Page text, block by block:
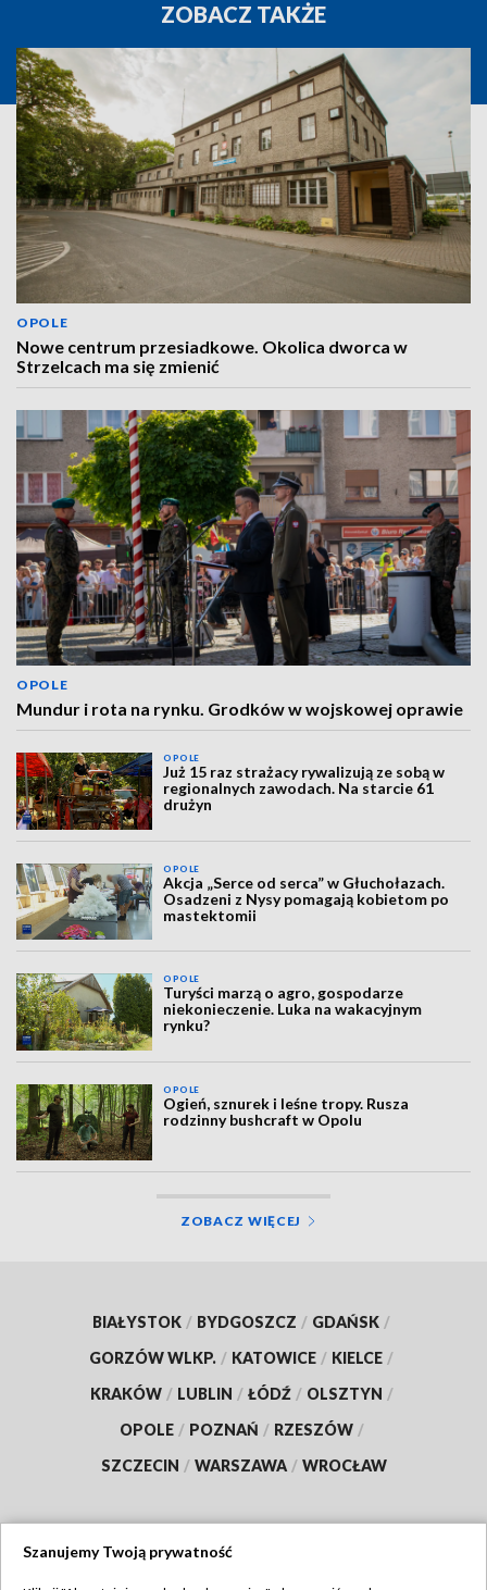
ZOBACZ TAKŻE
OPOLE
Nowe centrum przesiadkowe. Okolica dworca w
Strzelcach ma się zmienić
OPOLE
Mundur i rota na rynku. Grodków w wojskowej oprawie
OPOLE
Już 15 raz strażacy rywalizują ze sobą w
regionalnych zawodach. Na starcie 61
drużyn
OPOLE
Akcja „Serce od serca” w Głuchołazach.
Osadzeni z Nysy pomagają kobietom po
mastektomii
OPOLE
Turyści marzą o agro, gospodarze
niekonieczenie. Luka na wakacyjnym
rynku?
OPOLE
Ogień, sznurek i leśne tropy. Rusza
rodzinny bushcraft w Opolu
ZOBACZ WIĘCEJ
BIAŁYSTOK / BYDGOSZCZ / GDAŃSK /
GORZÓW WLKP. / KATOWICE / KIELCE /
KRAKÓW / LUBLIN / ŁÓDŹ / OLSZTYN /
OPOLE / POZNAŃ / RZESZÓW /
SZCZECIN / WARSZAWA / WROCŁAW
Szanujemy Twoją prywatność